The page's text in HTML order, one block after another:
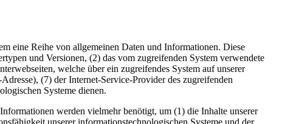
eine Reihe von allgemeinen Daten und Informationen. Diese
und Versionen, (2) das vom zugreifenden System verwendete
welche über ein zugreifendes System auf unserer
(7) der Internet-Service-Provider des zugreifenden
Systeme dienen.
werden vielmehr benötigt, um (1) die Inhalte unserer
unserer informationstechnologischen Systeme und der